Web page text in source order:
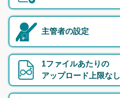
主管者の設定
1ファイルあたりの
アップロード上限なし